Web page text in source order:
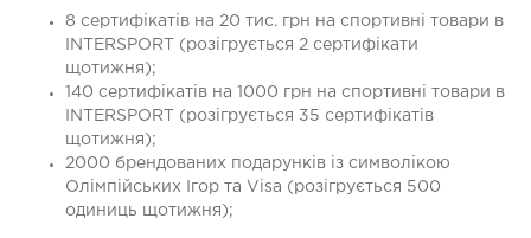
8 сертифікатів на 20 тис. грн на спортивні товари в
INTERSPORT (розігрується 2 сертифікати
щотижня);
140 сертифікатів на 1000 грн на спортивні товари в
INTERSPORT (розігрується 35 сертифікатів
щотижня);
2000 брендованих подарунків із символікою
Олімпійських Ігор та Visa (розігрується 500
одиниць щотижня);